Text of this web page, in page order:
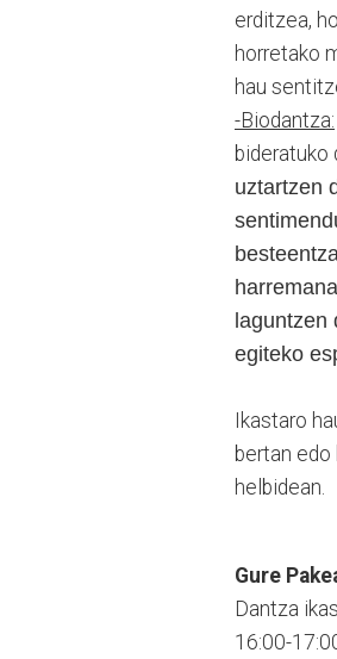
erditzea,
horretako
hau
-Biodantza:
bideratuko
uztartzen
laguntzen
egiteko
Ikastaro
bertan
helbidean.
Gure
Dantza
16:00-